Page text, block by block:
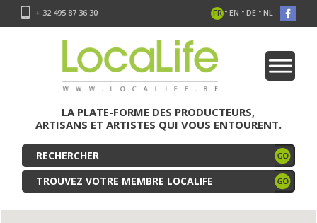
+ 32 495 87 36 30 FR - EN - DE - NL
LA PLATE-FORME DES PRODUCTEURS,
ARTISANS ET ARTISTES QUI VOUS ENTOURENT.
TROUVEZ VOTRE MEMBRE LOCALIFE